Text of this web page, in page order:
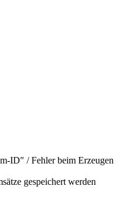
ID" / Fehler beim Erzeugen
gespeichert werden